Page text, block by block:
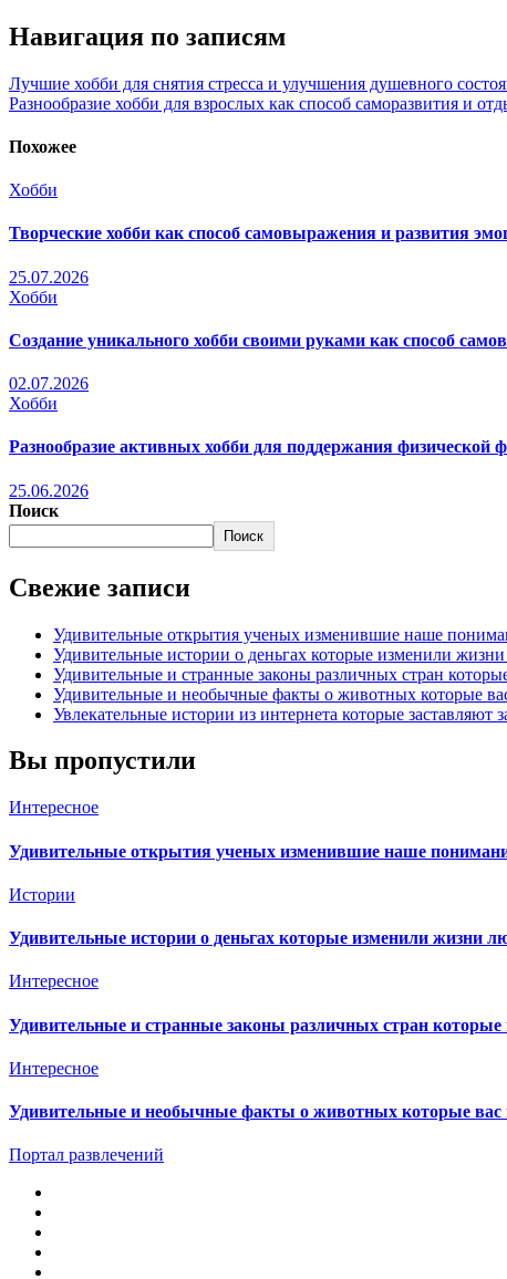
Навигация по записям
Лучшие хобби для снятия стресса и улучшения душевного
Разнообразие хобби для взрослых как способ саморазвития и
Похожее
Хобби
Творческие хобби как способ самовыражения и развития
25.07.2026
Хобби
Создание уникального хобби своими руками как способ
02.07.2026
Хобби
Разнообразие активных хобби для поддержания физической
25.06.2026
Поиск
Поиск
Свежие записи
Удивительные открытия ученых изменившие наше
Удивительные истории о деньгах которые изменили
Удивительные и странные законы различных стран
Удивительные и необычные факты о животных которые
Увлекательные истории из интернета которые заставляют
Вы пропустили
Интересное
Удивительные открытия ученых изменившие наше
Истории
Удивительные истории о деньгах которые изменили жизни
Интересное
Удивительные и странные законы различных стран
Интересное
Удивительные и необычные факты о животных которые вас
Портал развлечений